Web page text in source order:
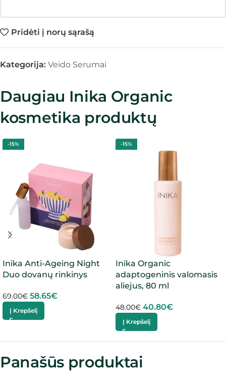
Pridėti į norų sąrašą
Kategorija: Veido Serumai
Daugiau Inika Organic
kosmetika produktų
-15%
Inika Anti-Ageing Night
Duo dovanų rinkinys
69.00€ 58.65€
Į Krepšelį
-15%
Inika Organic
adaptogeninis valomasis
aliejus, 80 ml
48.00€ 40.80€
Į Krepšelį
Panašūs produktai